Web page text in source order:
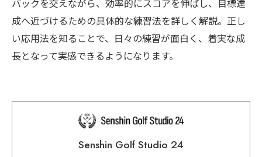
バックを交えながら、効率的にスコアを伸ばし、目標達
成へ近づけるための具体的な練習法を詳しく解説。正し
い応用法を知ることで、日々の練習が面白く、着実な成
長となって実感できるようになります。
Senshin Golf Studio 24